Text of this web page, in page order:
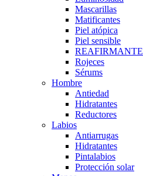
Mascarillas
Matificantes
Piel atópica
Piel sensible
REAFIRMANTE
Rojeces
Sérums
Hombre
Antiedad
Hidratantes
Reductores
Labios
Antiarrugas
Hidratantes
Pintalabios
Protección solar